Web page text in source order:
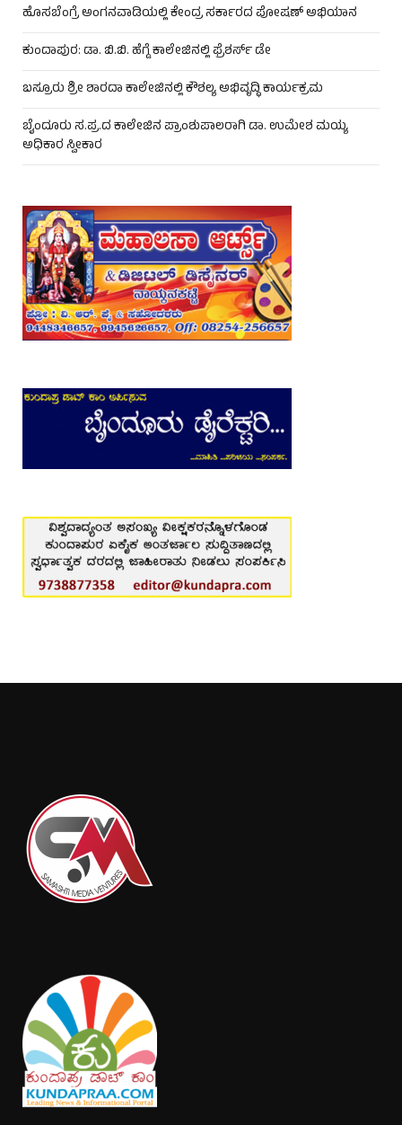
ಹೊಸಬೆಂಗ್ರೆ ಅಂಗನವಾಡಿಯಲ್ಲಿ ಕೇಂದ್ರ ಸರ್ಕಾರದ ಪೋಷಣ್ ಅಭಿಯಾನ
ಕುಂದಾಪುರ: ಡಾ. ಬಿ.ಬಿ. ಹೆಗ್ಡೆ ಕಾಲೇಜಿನಲ್ಲಿ ಫ್ರೆಶರ್ಸ್ ಡೇ
ಬಸ್ರೂರು ಶ್ರೀ ಶಾರದಾ ಕಾಲೇಜಿನಲ್ಲಿ ಕೌಶಲ್ಯ ಅಭಿವೃದ್ಧಿ ಕಾರ್ಯಕ್ರಮ
ಬೈಂದೂರು ಸ.ಪ್ರ.ದ ಕಾಲೇಜಿನ ಪ್ರಾಂಶುಪಾಲರಾಗಿ ಡಾ. ಉಮೇಶ ಮಯ್ಯ
ಅಧಿಕಾರ ಸ್ವೀಕಾರ